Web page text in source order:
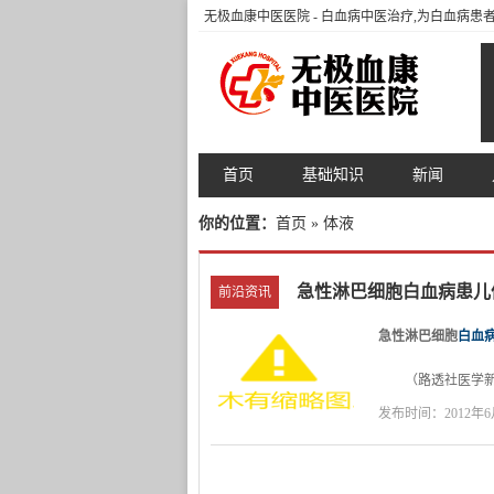
无极血康中医医院 - 白血病中医治疗,为白血病患
首页 基础知识 新闻
你的位置： 首页 » 体液
前沿资讯 急性淋巴细胞白血病患
急性淋巴细胞 白血
（路透社医学新
纽约州新海德公园
（ALL）长期生存
染。
Weiss医生的小组
发布时间：2012年6
功能
缺陷